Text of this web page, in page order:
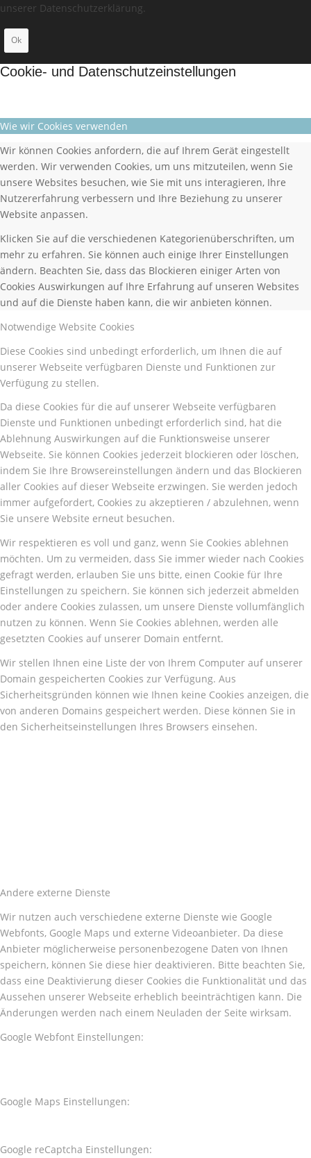
unserer Datenschutzerklärung.
Ok
Cookie- und Datenschutzeinstellungen
Wie wir Cookies verwenden
Wir können Cookies anfordern, die auf Ihrem Gerät eingestellt
werden. Wir verwenden Cookies, um uns mitzuteilen, wenn Sie
unsere Websites besuchen, wie Sie mit uns interagieren, Ihre
Nutzererfahrung verbessern und Ihre Beziehung zu unserer
Website anpassen.
Klicken Sie auf die verschiedenen Kategorienüberschriften, um
mehr zu erfahren. Sie können auch einige Ihrer Einstellungen
ändern. Beachten Sie, dass das Blockieren einiger Arten von
Cookies Auswirkungen auf Ihre Erfahrung auf unseren Websites
und auf die Dienste haben kann, die wir anbieten können.
Notwendige Website Cookies
Diese Cookies sind unbedingt erforderlich, um Ihnen die auf
unserer Webseite verfügbaren Dienste und Funktionen zur
Verfügung zu stellen.
Da diese Cookies für die auf unserer Webseite verfügbaren
Dienste und Funktionen unbedingt erforderlich sind, hat die
Ablehnung Auswirkungen auf die Funktionsweise unserer
Webseite. Sie können Cookies jederzeit blockieren oder löschen,
indem Sie Ihre Browsereinstellungen ändern und das Blockieren
aller Cookies auf dieser Webseite erzwingen. Sie werden jedoch
immer aufgefordert, Cookies zu akzeptieren / abzulehnen, wenn
Sie unsere Website erneut besuchen.
Wir respektieren es voll und ganz, wenn Sie Cookies ablehnen
möchten. Um zu vermeiden, dass Sie immer wieder nach Cookies
gefragt werden, erlauben Sie uns bitte, einen Cookie für Ihre
Einstellungen zu speichern. Sie können sich jederzeit abmelden
oder andere Cookies zulassen, um unsere Dienste vollumfänglich
nutzen zu können. Wenn Sie Cookies ablehnen, werden alle
gesetzten Cookies auf unserer Domain entfernt.
Wir stellen Ihnen eine Liste der von Ihrem Computer auf unserer
Domain gespeicherten Cookies zur Verfügung. Aus
Sicherheitsgründen können wie Ihnen keine Cookies anzeigen, die
von anderen Domains gespeichert werden. Diese können Sie in
den Sicherheitseinstellungen Ihres Browsers einsehen.
Andere externe Dienste
Wir nutzen auch verschiedene externe Dienste wie Google
Webfonts, Google Maps und externe Videoanbieter. Da diese
Anbieter möglicherweise personenbezogene Daten von Ihnen
speichern, können Sie diese hier deaktivieren. Bitte beachten Sie,
dass eine Deaktivierung dieser Cookies die Funktionalität und das
Aussehen unserer Webseite erheblich beeinträchtigen kann. Die
Änderungen werden nach einem Neuladen der Seite wirksam.
Google Webfont Einstellungen:
Google Maps Einstellungen:
Google reCaptcha Einstellungen: